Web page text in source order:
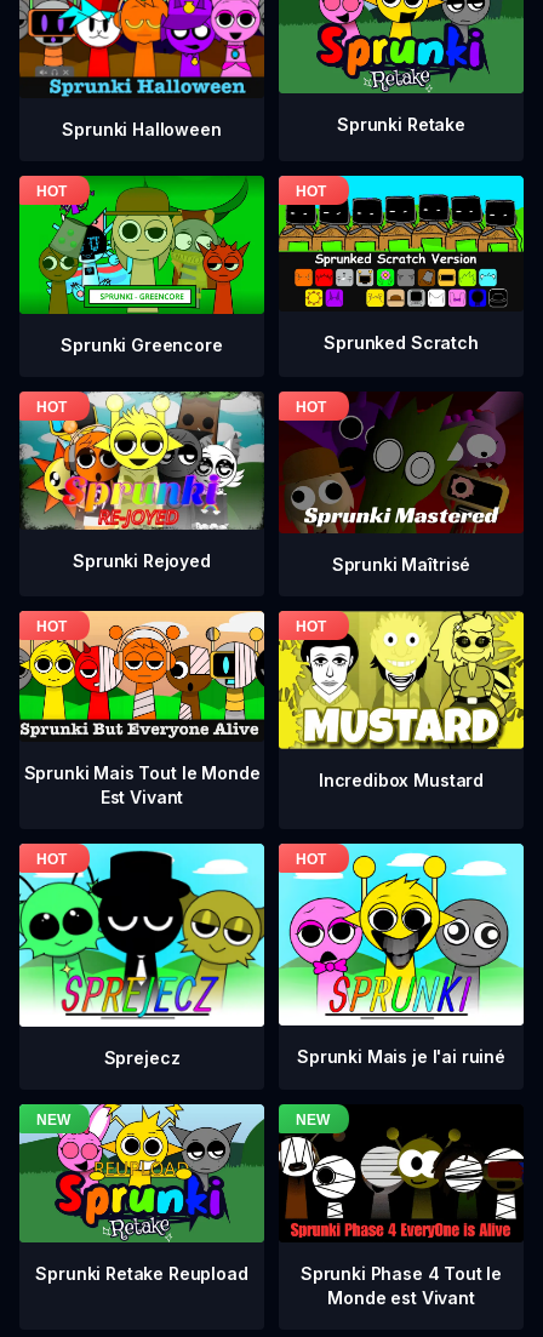
Sprunki Halloween Sprunki Retake
Sprunki Greencore Sprunked Scratch
Sprunki Rejoyed Sprunki Maîtrisé
Sprunki Mais Tout le Monde
Est Vivant
Incredibox Mustard
Sprejecz Sprunki Mais je l'ai ruiné
Sprunki Retake Reupload
Sprunki Phase 4 Tout le
Monde est Vivant